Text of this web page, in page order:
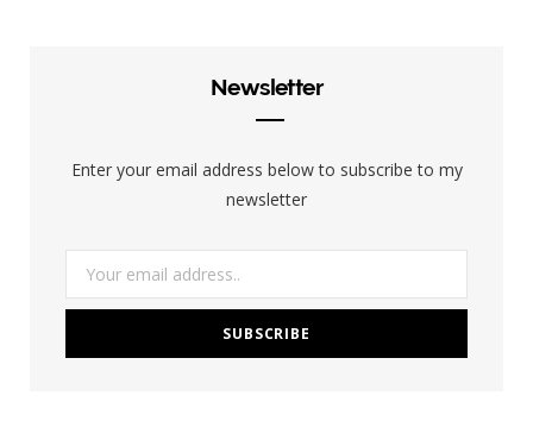
Newsletter
Enter your email address below to subscribe to my
newsletter